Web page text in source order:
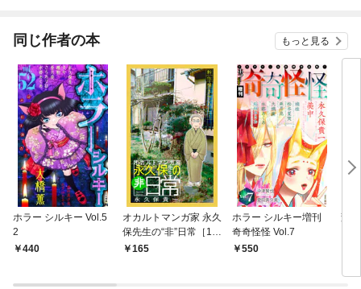
同じ作者の本 もっと見る
ホラー シルキー Vol.5
2
440
オカルトマンガ家 永久
保先生の“非”日常［1話
売り］
165
ホラー シルキー増刊
奇奇怪怪 Vol.7
550
変